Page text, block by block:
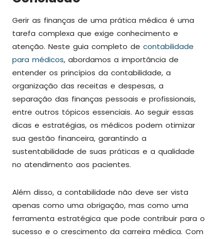
Gerir as finanças de uma prática médica é uma
tarefa complexa que exige conhecimento e
atenção. Neste guia completo de contabilidade
para médicos, abordamos a importância de
entender os princípios da contabilidade, a
organização das receitas e despesas, a
separação das finanças pessoais e profissionais,
entre outros tópicos essenciais. Ao seguir essas
dicas e estratégias, os médicos podem otimizar
sua gestão financeira, garantindo a
sustentabilidade de suas práticas e a qualidade
no atendimento aos pacientes.
Além disso, a contabilidade não deve ser vista
apenas como uma obrigação, mas como uma
ferramenta estratégica que pode contribuir para o
sucesso e o crescimento da carreira médica. Com